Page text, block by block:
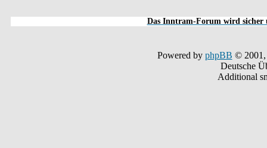
Das Inntram-Forum wird sicher
Powered by phpBB © 2001,
Deutsche
Additional